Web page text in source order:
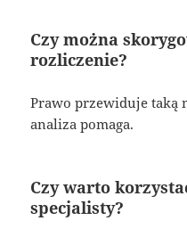
Czy można
rozliczenie?
Prawo przewiduje taką
analiza pomaga.
Czy warto
specjalisty?